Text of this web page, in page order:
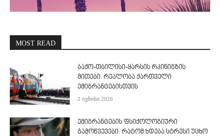
MOST READ
ბაქო-თბილისი-ყარსის რკინიგზის
მითები: რეალობა ქართველი
ემიგრანტებისთვის
2 ივნისი 2026
ემიგრანტების ფსიქოლოგიური
გამოწვევები: რატომ ხდება სტრესი უცხო